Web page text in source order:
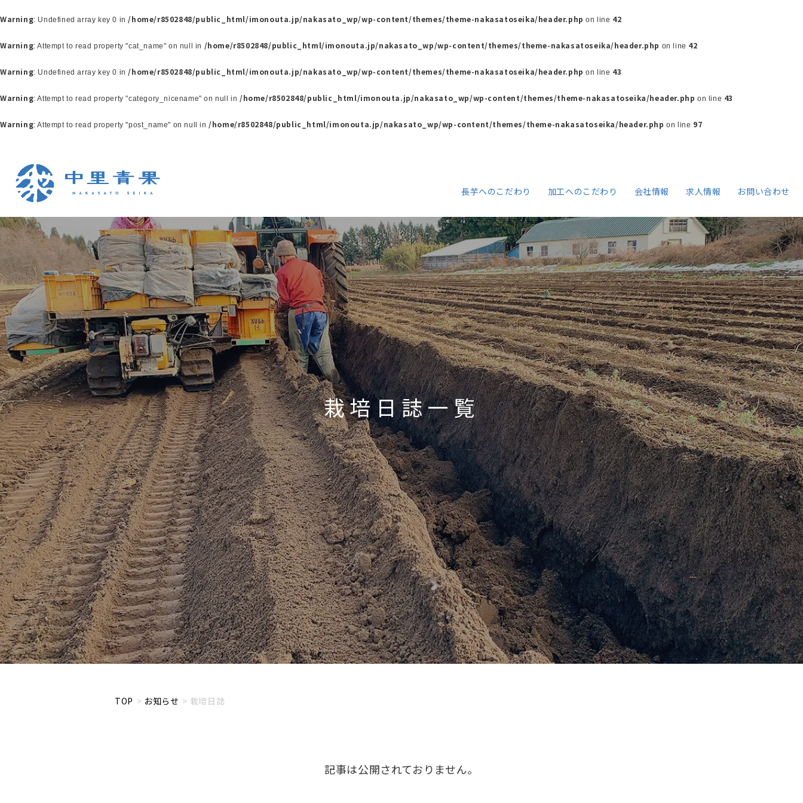
Warning: Undefined array key 0 in/home/r8502848/public_html/imonouta.jp/nakasato_wp/wp-content/themes/theme-nakasatoseika/header.php on line 42
Warning: Attempt to read property "cat_name" on null in /home/r8502848/public_html/imonouta.jp/nakasato_wp/wp-content/themes/theme-nakasatoseika/header.php on line 42
Warning: Undefined array key 0 in/home/r8502848/public_html/imonouta.jp/nakasato_wp/wp-content/themes/theme-nakasatoseika/header.php on line 43
Warning: Attempt to read property "category_nicename" on null in/home/r8502848/public_html/imonouta.jp/nakasato_wp/wp-content/themes/theme-nakasatoseika/header.php on line 43
Warning: Attempt to read property "post_name" on null in/home/r8502848/public_html/imonouta.jp/nakasato_wp/wp-content/themes/theme-nakasatoseika/header.php on line 97
長芋へのこだわり 加工へのこだわり 会社情報 求人情報 お問い合わせ
栽培日誌一覧
TOP お知らせ 栽培日誌
記事は公開されておりません。